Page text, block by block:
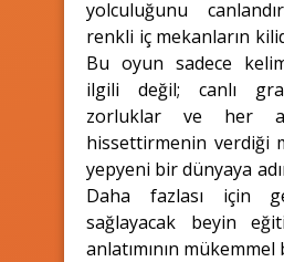
yolculuğunu
renkli iç mekanların
Bu oyun sadece
ilgili değil; canlı
zorluklar ve her
hissettirmenin verdiği
yepyeni bir dünyaya
Daha fazlası için
sağlayacak beyin
anlatımının mükemmel